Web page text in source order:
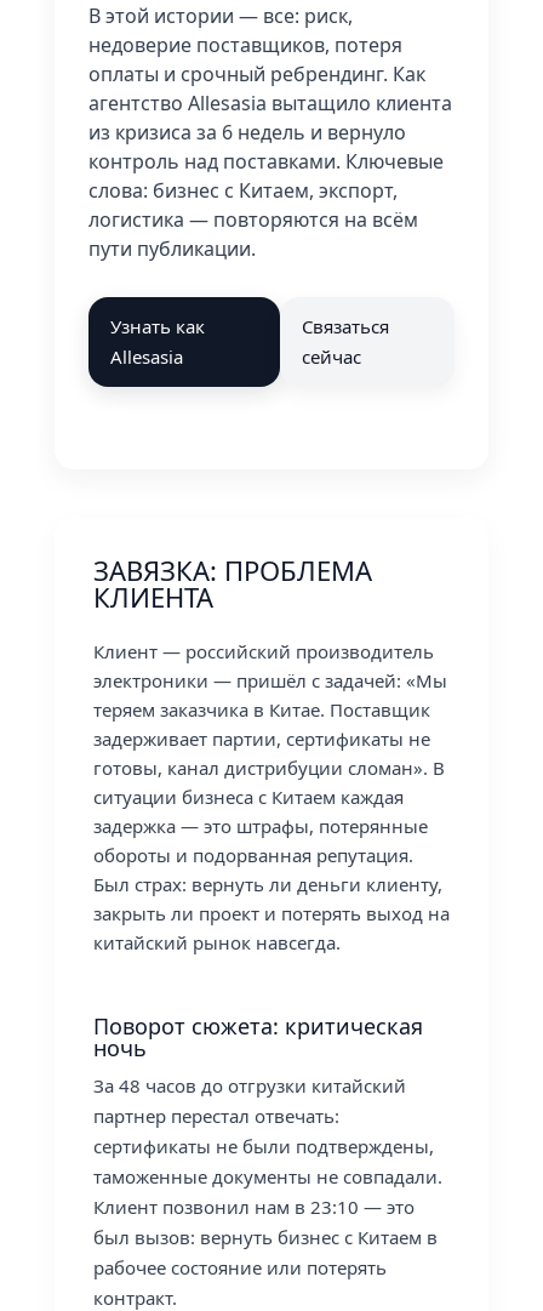
В этой истории — все: риск,
недоверие поставщиков, потеря
оплаты и срочный ребрендинг. Как
агентство Allesasia вытащило клиента
из кризиса за 6 недель и вернуло
контроль над поставками. Ключевые
слова: бизнес с Китаем, экспорт,
логистика — повторяются на всём
пути публикации.
Узнать как
Allesasia
Связаться
сейчас
ЗАВЯЗКА: ПРОБЛЕМА
КЛИЕНТА
Клиент — российский производитель
электроники — пришёл с задачей: «Мы
теряем заказчика в Китае. Поставщик
задерживает партии, сертификаты не
готовы, канал дистрибуции сломан». В
ситуации бизнеса с Китаем каждая
задержка — это штрафы, потерянные
обороты и подорванная репутация.
Был страх: вернуть ли деньги клиенту,
закрыть ли проект и потерять выход на
китайский рынок навсегда.
Поворот сюжета: критическая
ночь
За 48 часов до отгрузки китайский
партнер перестал отвечать:
сертификаты не были подтверждены,
таможенные документы не совпадали.
Клиент позвонил нам в 23:10 — это
был вызов: вернуть бизнес с Китаем в
рабочее состояние или потерять
контракт.